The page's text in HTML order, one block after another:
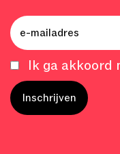
Ik ga akkoord